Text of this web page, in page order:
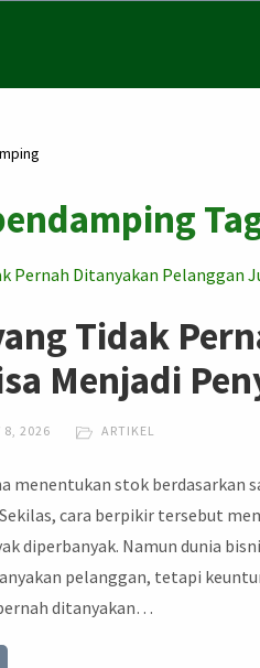
Tidak
Menjadi
8, 2026 ARTIKEL
menentukan stok berdasarkan
cara berpikir tersebut
diperbanyak. Namun dunia
pelanggan, tetapi
ditanyakan…